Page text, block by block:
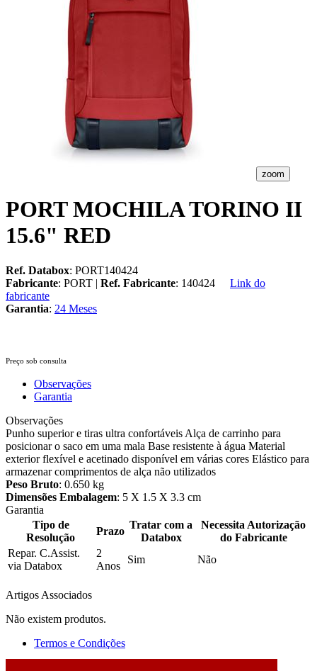
zoom
PORT MOCHILA TORINO II
15.6" RED
Ref. Databox: PORT140424
Fabricante: PORT | Ref. Fabricante: 140424
Link do
fabricante
Garantia: 24 Meses
Preço sob consulta
Observações
Garantia
Observações
Punho superior e tiras ultra confortáveis Alça de carrinho para
posicionar o saco em uma mala Base resistente à água Material
exterior flexível e acetinado disponível em várias cores Elástico para
armazenar comprimentos de alça não utilizados
Peso Bruto: 0.650 kg
Dimensões Embalagem: 5 X 1.5 X 3.3 cm
Garantia
Tipo de
Resolução
Prazo
Tratar com a
Databox
Necessita Autorização
do Fabricante
Repar. C.Assist.
via Databox
2
Anos
Sim Não
Artigos Associados
Não existem produtos.
Termos e Condições